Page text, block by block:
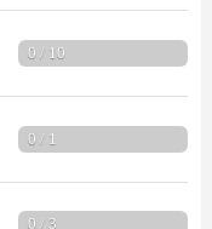
0 / 10
0 / 1
0 / 3